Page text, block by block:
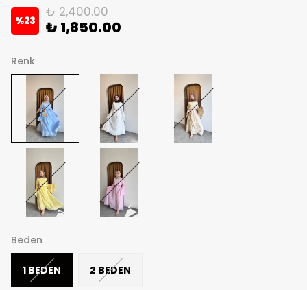
%23
₺ 2,400.00
₺ 1,850.00
Renk
Beden
1 BEDEN 2 BEDEN